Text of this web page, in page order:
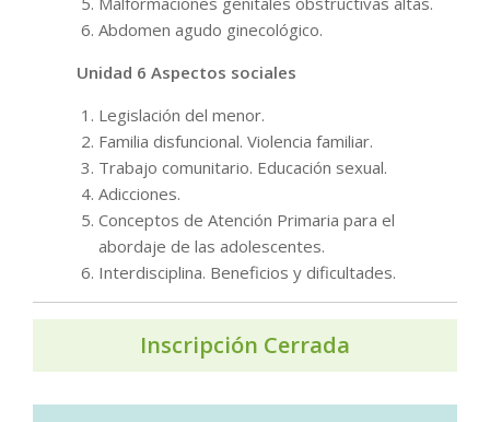
Abdomen agudo ginecológico.
Unidad 6 Aspectos sociales
Legislación del menor.
Familia disfuncional. Violencia familiar.
Trabajo comunitario. Educación sexual.
Adicciones.
Conceptos de Atención Primaria para el
abordaje de las adolescentes.
Interdisciplina. Beneficios y dificultades.
Inscripción Cerrada